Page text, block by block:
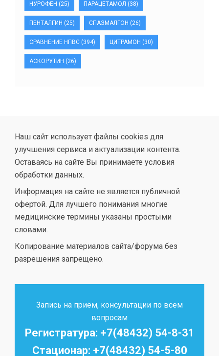
НУРОФЕН (25) ПАРАЦЕТАМОЛ (38)
ПЕНТАЛГИН (25) СПАЗМАЛГОН (26)
СРАВНЕНИЕ НПВС (394) ЦИТРАМОН (30)
АСКОРУТИН (26)
Наш сайт использует файлы cookies для
улучшения сервиса и актуализации контента.
Оставаясь на сайте Вы принимаете условия
обработки данных.
Информация на сайте не является публичной
офертой. Для лучшего понимания многие
медицинские термины указаны простыми
словами.
Копирование материалов сайта/форума без
разрешения запрещено.
Запись на приём, консультации по всем
вопросам
Регистратура: +7(48432) 54-8-31
Стационар: +7(48432) 54-5-80